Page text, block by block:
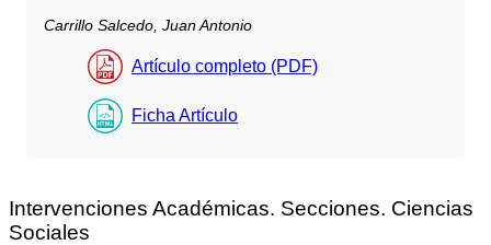
Carrillo Salcedo, Juan Antonio
Artículo completo (PDF)
Ficha Artículo
Intervenciones Académicas. Secciones. Ciencias
Sociales